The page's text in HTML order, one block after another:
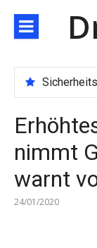
zum
Inhalt
nimmt
warnt
24/01/2020